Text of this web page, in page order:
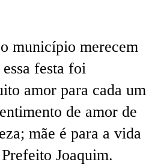
município merecem
essa festa foi
amor para cada um
de amor de
mãe é para a vida
Joaquim.